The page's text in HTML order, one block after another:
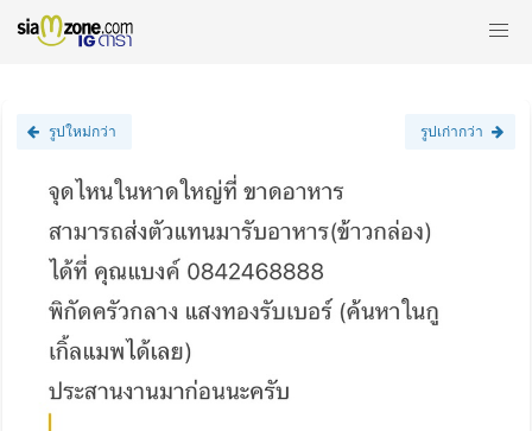
รูปใหม่กว่า รูปเก่ากว่า